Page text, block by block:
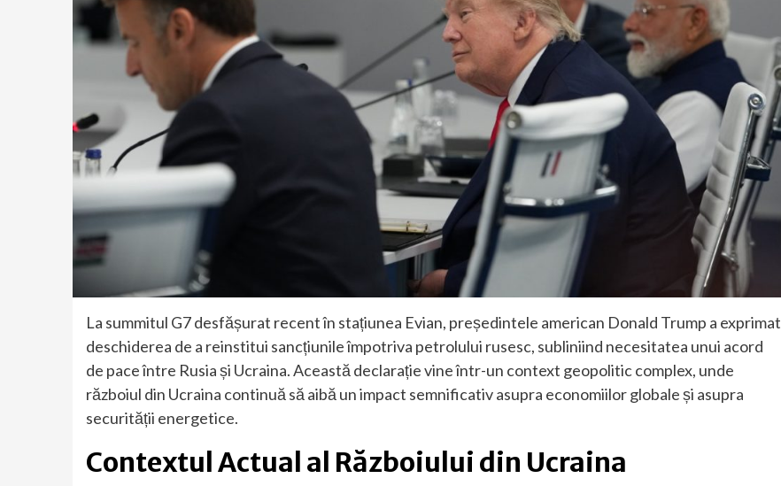
La summitul G7 desfășurat recent în stațiunea Evian, președintele american Donald Trump a exprimat
deschiderea de a reinstitui sancțiunile împotriva petrolului rusesc, subliniind necesitatea unui acord
de pace între Rusia și Ucraina. Această declarație vine într-un context geopolitic complex, unde
războiul din Ucraina continuă să aibă un impact semnificativ asupra economiilor globale și asupra
securității energetice.
Contextul Actual al Războiului din Ucraina